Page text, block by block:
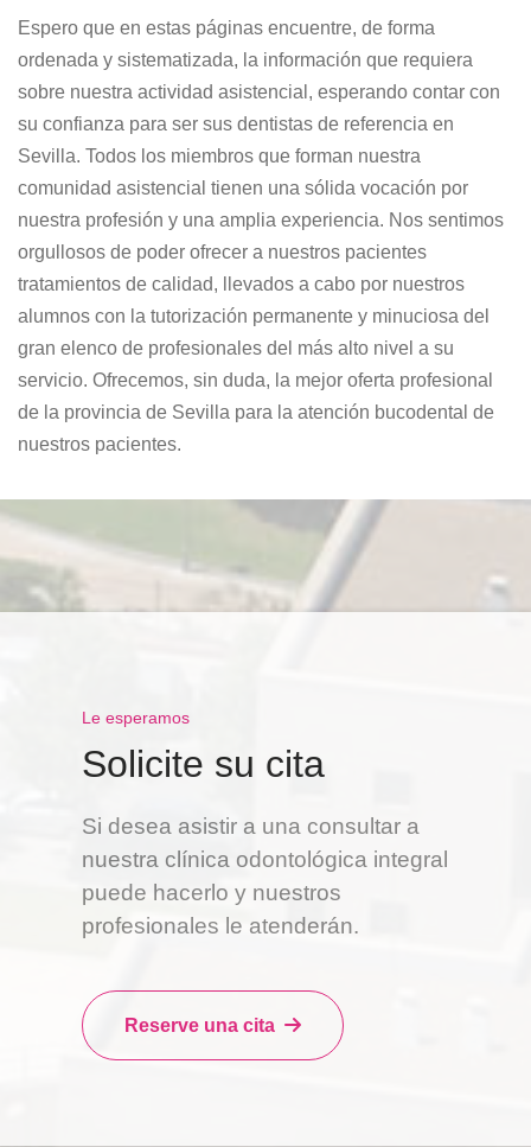
Espero que en estas páginas encuentre, de forma
ordenada y sistematizada, la información que requiera
sobre nuestra actividad asistencial, esperando contar con
su confianza para ser sus dentistas de referencia en
Sevilla. Todos los miembros que forman nuestra
comunidad asistencial tienen una sólida vocación por
nuestra profesión y una amplia experiencia. Nos sentimos
orgullosos de poder ofrecer a nuestros pacientes
tratamientos de calidad, llevados a cabo por nuestros
alumnos con la tutorización permanente y minuciosa del
gran elenco de profesionales del más alto nivel a su
servicio. Ofrecemos, sin duda, la mejor oferta profesional
de la provincia de Sevilla para la atención bucodental de
nuestros pacientes.
Le esperamos
Solicite su cita
Si desea asistir a una consultar a
nuestra clínica odontológica integral
puede hacerlo y nuestros
profesionales le atenderán.
Reserve una cita